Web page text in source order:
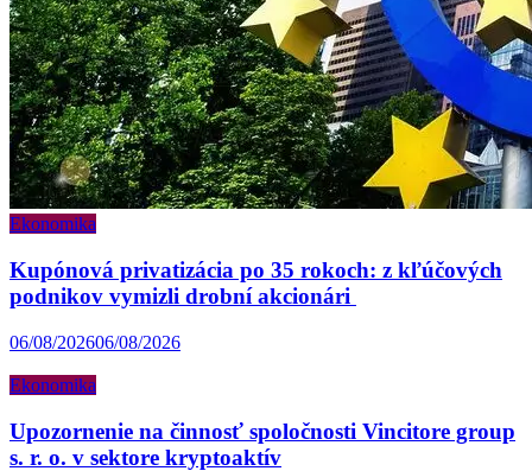
Ekonomika
Kupónová privatizácia po 35 rokoch: z kľúčových
podnikov vymizli drobní akcionári
06/08/202606/08/2026
Ekonomika
Upozornenie na činnosť spoločnosti Vincitore group
s. r. o. v sektore kryptoaktív